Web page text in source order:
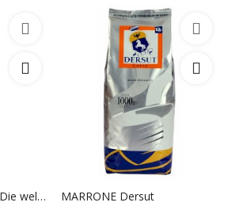
Smirnoff Red Label – Die weltbekannte Vodka-Ikone (0,7L, 37,5% Vol.)
MARRONE Dersut